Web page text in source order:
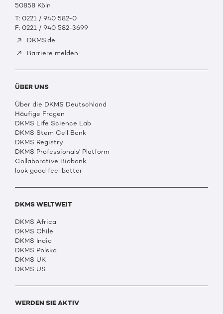
50858 Köln
T: 0221 / 940 582-0
F: 0221 / 940 582-3699
DKMS.de
Barriere melden
ÜBER UNS
Über die DKMS Deutschland
Häufige Fragen
DKMS Life Science Lab
DKMS Stem Cell Bank
DKMS Registry
DKMS Professionals' Platform
Collaborative Biobank
look good feel better
DKMS WELTWEIT
DKMS Africa
DKMS Chile
DKMS India
DKMS Polska
DKMS UK
DKMS US
WERDEN SIE AKTIV